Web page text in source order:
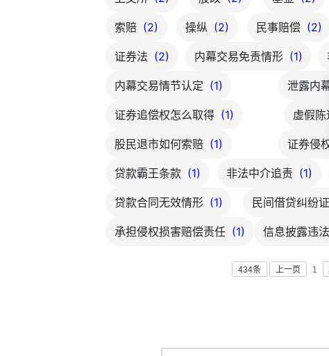
索赔 (2) 操纵 (2) 民事赔偿 (2)
证券法 (2) 内幕交易免责情形 (1)
内幕交易情节认定 (1) 泄露内
证券追偿权怎么取得 (1) 虚假陈
股民退市如何索赔 (1) 证券侵
贷款霸王条款 (1) 非法中介追责 (1)
贷款合同无效情形 (1) 民间借贷纠纷
承担侵权损害赔偿责任 (1) 信息披露违法
434条 上一页 1